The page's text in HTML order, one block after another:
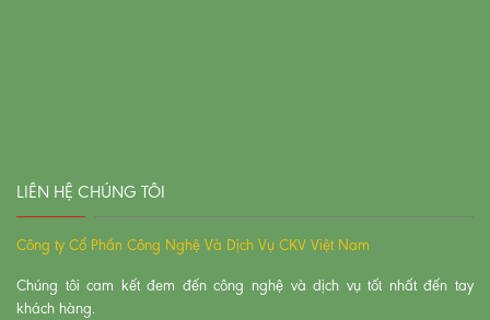
LIÊN HỆ CHÚNG TÔI
Công ty Cổ Phần Công Nghệ Và Dịch Vụ CKV Việt Nam
Chúng tôi cam kết đem đến công nghệ và dịch vụ tốt nhất đến tay
khách hàng.